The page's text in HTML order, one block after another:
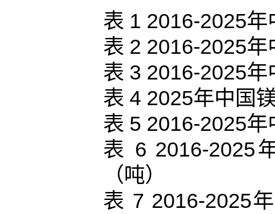
表 1 2016-2025
表 2 2016-2025
表 3 2016-2025
表 4 2025年中国
表 5 2016-2025
表 6 2016-2025
（吨）
表 7 2016-2025